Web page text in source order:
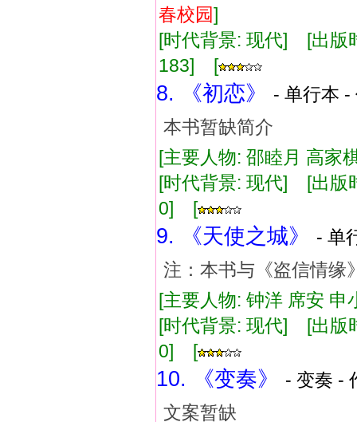
春校园]
[时代背景: 现代] [出
183] [
8. 《初恋》
- 单行本
本书暂缺简介
[主要人物: 邵睦月 高
[时代背景: 现代] [出
0] [
9. 《天使之城》
- 单
注：本书与《盗信情
[主要人物: 钟洋 席安
[时代背景: 现代] [出
0] [
10. 《变奏》
- 变奏 -
文案暂缺